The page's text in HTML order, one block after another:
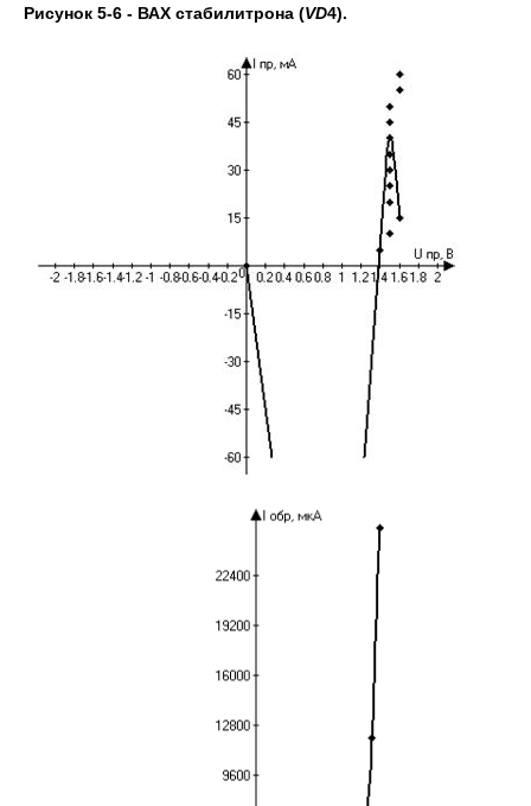
Рисунок 5-6 - ВАХ стабилитрона (VD4).